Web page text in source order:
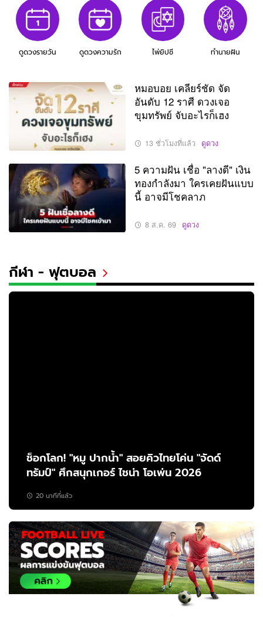
ดูดวงรายวัน ดูดวงความรัก ไพ่ยิปซี ทำนายฝัน
หมอบอย เคลียร์ชัด จัด
อันดับ 12 ราศี ดวงเจอ
ขุมทรัพย์ จับอะไรก็เฮง
13 ชั่วโมงที่แล้ว ดูดวง
5 ความฝัน เชื่อ "ลางดี" เงิน
ทองกำลังมา ใครเคยฝันแบบ
นี้ อาจมีโชคลาภ
8 ส.ค. 69 ดูดวง
กีฬา - ฟุตบอล
ช็อกโลก! "หมู ปากน้ำ" สอยคิวไทยโค่น "จัดด์
ทรัมป์" ศึกสนุกเกอร์ ไชน่า โอเพ่น 2026
20 นาทีที่แล้ว